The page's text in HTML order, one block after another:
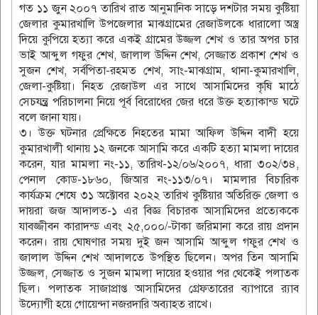
গত ১১ জুন ২০০৭ তারিখ রাত আনুমানিক সাড়ে দশটার সময় কুষ্টিয়া
জেলার কুমারখালি উপজেলার মাঝগ্রামের রেজাউলকে ধারালো অস্ত্র
দিয়ে কুপিয়ে হত্যা করে একই গ্রামের উজ্জল শেখ ও তার অপর চার
ভাই আব্দুল গফুর শেখ, জালাল উদ্দিন শেখ, সেজ্জাত প্রকাশ শেখ ও
সুজন শেখ, সর্বপিতা-রহমত শেখ, সাং-মাঝগ্রাম, থানা-কুমারখালি,
জেলা-কুষ্টিয়া। নিহত রেজাউল এর সাথে আসামিদের কৃষি মাঠে
সেচযন্ত্র্র পরিচালনা নিয়ে পূর্ব বিরোধের জের ধরে উক্ত হত্যাকান্ড ঘটে
বলে জানা যায়।
৩। উক্ত ঘটনার প্রেক্ষিতে নিহতের মামা আফিল উদ্দিন বাদী হয়ে
কুমারখালী থানায় ১২ জনকে আসামি করে একটি হত্যা মামলা দায়ের
করেন, যার মামলা নং-১১, তারিখ-১২/০৬/২০০৭, ধারা ৩০২/৩৪,
পেনাল কোড-১৮৬০, জিআর নং-১১৩/০৭। মামলার বিচারিক
কার্যক্রম শেষে ৩১ অক্টোবর ২০২২ তারিখ কুষ্টিয়ার অতিরিক্ত জেলা ও
দায়রা জজ আদালত-১ এর বিজ্ঞ বিচারক আসামিদের প্রত্যেককে
যাবজ্জীবন কারাদন্ড এবং ২৫,০০০/-টাকা জরিমানা করে রায় প্রদান
করেন। রায় ঘোষণার সময় দুই জন আসামি আব্দুল গফুর শেখ ও
জালাল উদ্দিন শেখ আদালতে উপস্থিত ছিলেন। অপর তিন আসামি
উজ্জল, সেজ্জাত ও সুজন মামলা দায়ের হওয়ার পর থেকেই পলাতক
ছিল। পলাতক সাজাপ্রাপ্ত আসামিদের গ্রেফতারের ব্যাপারে র‌্যাব
উদ্যোগী হয়ে গোয়েন্দা নজরদারি অব্যাহত রাখে।